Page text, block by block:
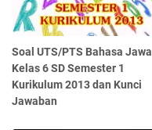
Soal UTS/PTS Bahasa Jawa
Kelas 6 SD Semester 1
Kurikulum 2013 dan Kunci
Jawaban